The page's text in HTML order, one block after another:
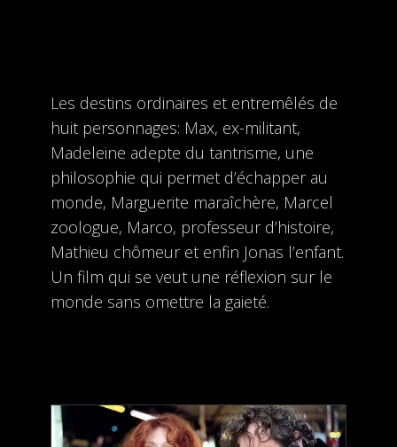
Les destins ordinaires et entremêlés de
huit personnages: Max, ex-militant,
Madeleine adepte du tantrisme, une
philosophie qui permet d’échapper au
monde, Marguerite maraîchère, Marcel
zoologue, Marco, professeur d’histoire,
Mathieu chômeur et enfin Jonas l’enfant.
Un film qui se veut une réflexion sur le
monde sans omettre la gaieté.